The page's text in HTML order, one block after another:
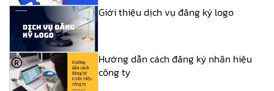
Giới thiệu dịch vụ đăng ký logo
Hướng dẫn cách đăng ký nhãn hiệu
công ty